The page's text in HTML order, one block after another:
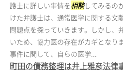
護士に詳しい事情を相談してみるの
けた弁護士は、通常医学に関する文
問題点を探っていきます。しかし、
いため、協力医の存在がカギとなり
事件に関して、自らの医学...
町田の債務整理は井上雅彦法律